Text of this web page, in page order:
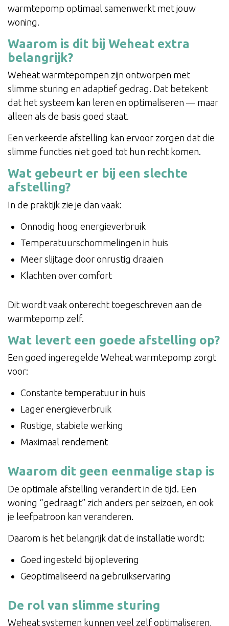
warmtepomp optimaal samenwerkt met jouw
woning.
Waarom is dit bij Weheat extra
belangrijk?
Weheat warmtepompen zijn ontworpen met
slimme sturing en adaptief gedrag. Dat betekent
dat het systeem kan leren en optimaliseren — maar
alleen als de basis goed staat.
Een verkeerde afstelling kan ervoor zorgen dat die
slimme functies niet goed tot hun recht komen.
Wat gebeurt er bij een slechte
afstelling?
In de praktijk zie je dan vaak:
Onnodig hoog energieverbruik
Temperatuurschommelingen in huis
Meer slijtage door onrustig draaien
Klachten over comfort
Dit wordt vaak onterecht toegeschreven aan de
warmtepomp zelf.
Wat levert een goede afstelling op?
Een goed ingeregelde Weheat warmtepomp zorgt
voor:
Constante temperatuur in huis
Lager energieverbruik
Rustige, stabiele werking
Maximaal rendement
Waarom dit geen eenmalige stap is
De optimale afstelling verandert in de tijd. Een
woning “gedraagt” zich anders per seizoen, en ook
je leefpatroon kan veranderen.
Daarom is het belangrijk dat de installatie wordt:
Goed ingesteld bij oplevering
Geoptimaliseerd na gebruikservaring
De rol van slimme sturing
Weheat systemen kunnen veel zelf optimaliseren,